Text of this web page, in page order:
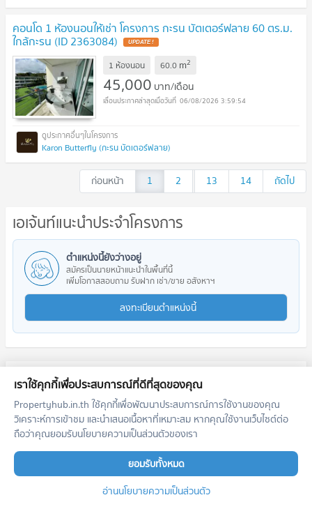
คอนโด 1 ห้องนอนให้เช่า โครงการ กะรน บัตเตอร์ฟลาย 60 ตร.ม.
ใกล้กะรน (ID 2363084) UPDATE !
1 ห้องนอน 60.0 m2
45,000 บาท/เดือน
06/08/2026 3:59:54
Karon Butterfly (กะรน บัตเตอร์ฟลาย)
ก่อนหน้า 1 2 ...
13 14 ถัดไป
เอเจ้นท์แนะนำประจำโครงการ
ตำแหน่งนี้ยังว่างอยู่
สมัครเป็นนายหน้าแนะนำในพื้นที่นี้
เพิ่มโอกาสสอบถาม รับฝาก เช่า/ขาย อสังหาฯ
ลงทะเบียนตำแหน่งนี้
โครงการใกล้เคียง
SUPALAI SENSEKhao Rang Phuket AYANA Heights
เราใช้คุกกี้เพื่อประสบการณ์ที่ดีที่สุดของคุณ
Propertyhub.in.th ใช้คุกกี้เพื่อพัฒนาประสบการณ์การใช้งานของคุณ
วิเคราะห์การเข้าชม และนำเสนอเนื้อหาที่เหมาะสม หากคุณใช้งานเว็บไซต์ต่อ
ถือว่าคุณยอมรับนโยบายความเป็นส่วนตัวของเรา
ยอมรับทั้งหมด
อ่านนโยบายความเป็นส่วนตัว